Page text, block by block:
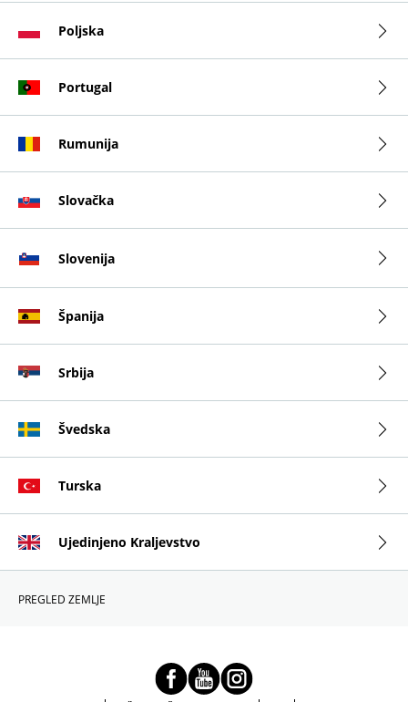
Poljska
Portugal
Rumunija
Slovačka
Slovenija
Španija
Srbija
Švedska
Turska
Ujedinjeno Kraljevstvo
PREGLED ZEMLJE